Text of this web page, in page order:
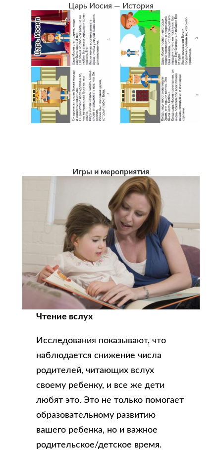
Царь Иосия — История
Игры и мероприятия
Чтение вслух
Исследования показывают, что
наблюдается снижение числа
родителей, читающих вслух
своему ребенку, и все же дети
любят это. Это не только помогает
образовательному развитию
вашего ребенка, но и важное
родительское/детское время.